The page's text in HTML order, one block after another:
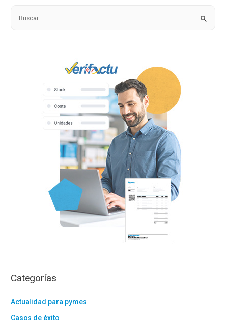
ERP
Categorías
Actualidad para pymes
Casos de éxito